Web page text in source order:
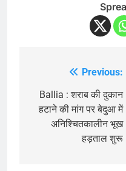
navigation
Previous:
Ballia : शराब की दुकान
हटाने की मांग पर बेदुआ में
अनिश्चितकालीन भूख
हड़ताल शुरू